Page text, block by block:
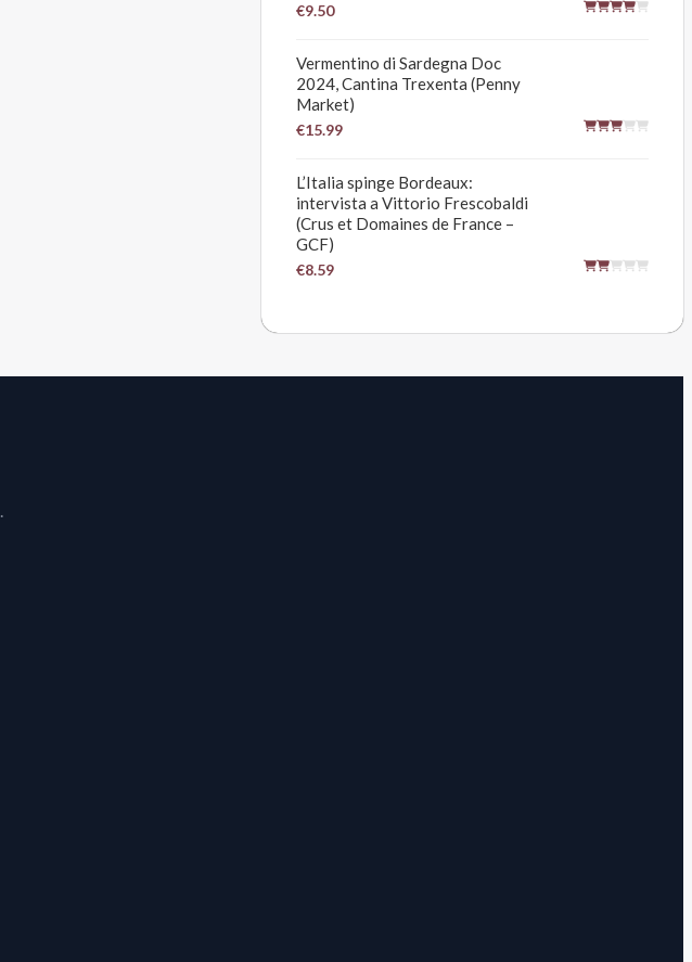
€9.50
Vermentino di Sardegna Doc
2024, Cantina Trexenta (Penny
Market)
€15.99
L’Italia spinge Bordeaux:
intervista a Vittorio Frescobaldi
(Crus et Domaines de France –
GCF)
€8.59